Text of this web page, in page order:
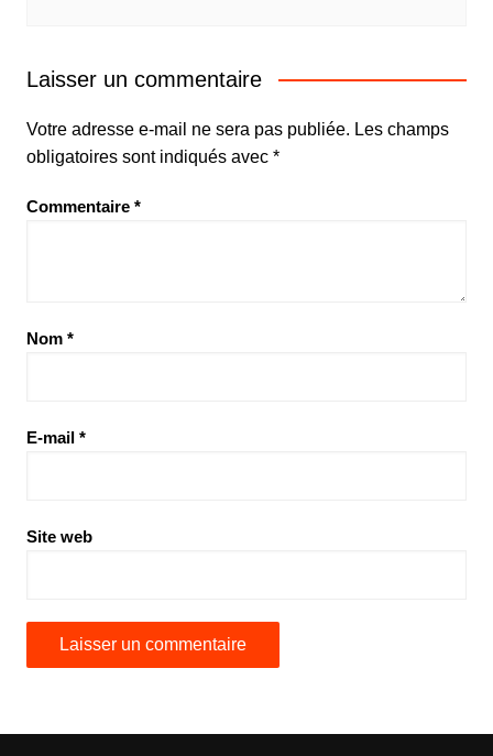
Laisser un commentaire
Votre adresse e-mail ne sera pas publiée. Les champs
obligatoires sont indiqués avec *
Commentaire *
Nom *
E-mail *
Site web